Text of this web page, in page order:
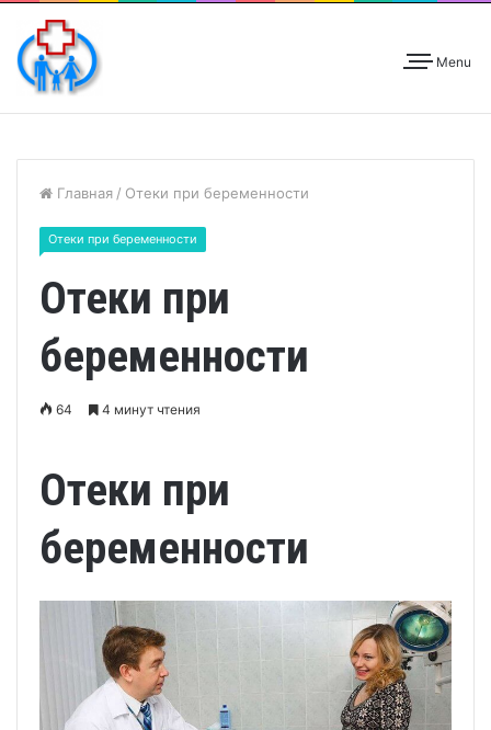
Menu
Главная / Отеки при беременности
Отеки при беременности
Отеки при
беременности
64 4 минут чтения
Отеки при
беременности